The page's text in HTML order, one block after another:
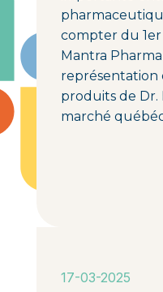
compter du
Mantra
représentation
produits de Dr.
marché
17-03-2025